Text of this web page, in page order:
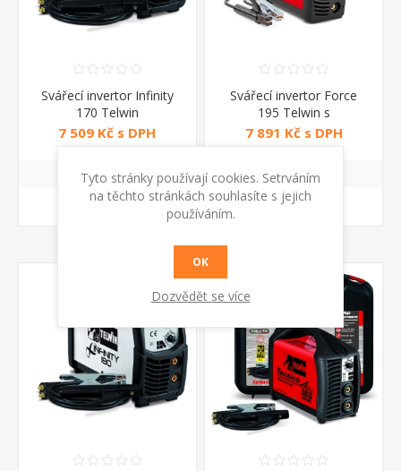
Svářecí invertor Infinity
170 Telwin
7 509 Kč s DPH
KOUPIT
Svářecí invertor Force
195 Telwin s
příslušenstvím
7 891 Kč s DPH
KOUPIT
Tyto stránky používají cookies. Setrváním
na těchto stránkách souhlasíte s jejich
používáním.
OK
Dozvědět se více